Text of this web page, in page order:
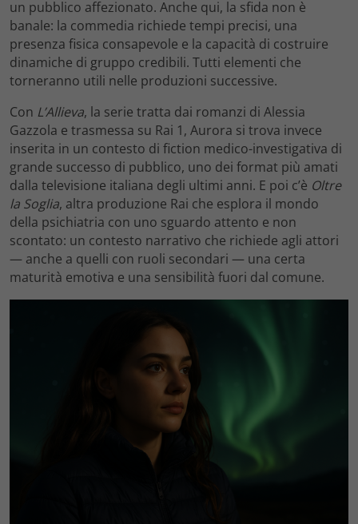
un pubblico affezionato. Anche qui, la sfida non è
banale: la commedia richiede tempi precisi, una
presenza fisica consapevole e la capacità di costruire
dinamiche di gruppo credibili. Tutti elementi che
torneranno utili nelle produzioni successive.
Con L’Allieva, la serie tratta dai romanzi di Alessia
Gazzola e trasmessa su Rai 1, Aurora si trova invece
inserita in un contesto di fiction medico-investigativa di
grande successo di pubblico, uno dei format più amati
dalla televisione italiana degli ultimi anni. E poi c’è Oltre
la Soglia, altra produzione Rai che esplora il mondo
della psichiatria con uno sguardo attento e non
scontato: un contesto narrativo che richiede agli attori
— anche a quelli con ruoli secondari — una certa
maturità emotiva e una sensibilità fuori dal comune.